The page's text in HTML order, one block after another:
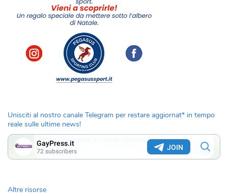
Unisciti al nostro canale Telegram per restare aggiornat* in tempo
reale sulle ultime news!
Altre risorse